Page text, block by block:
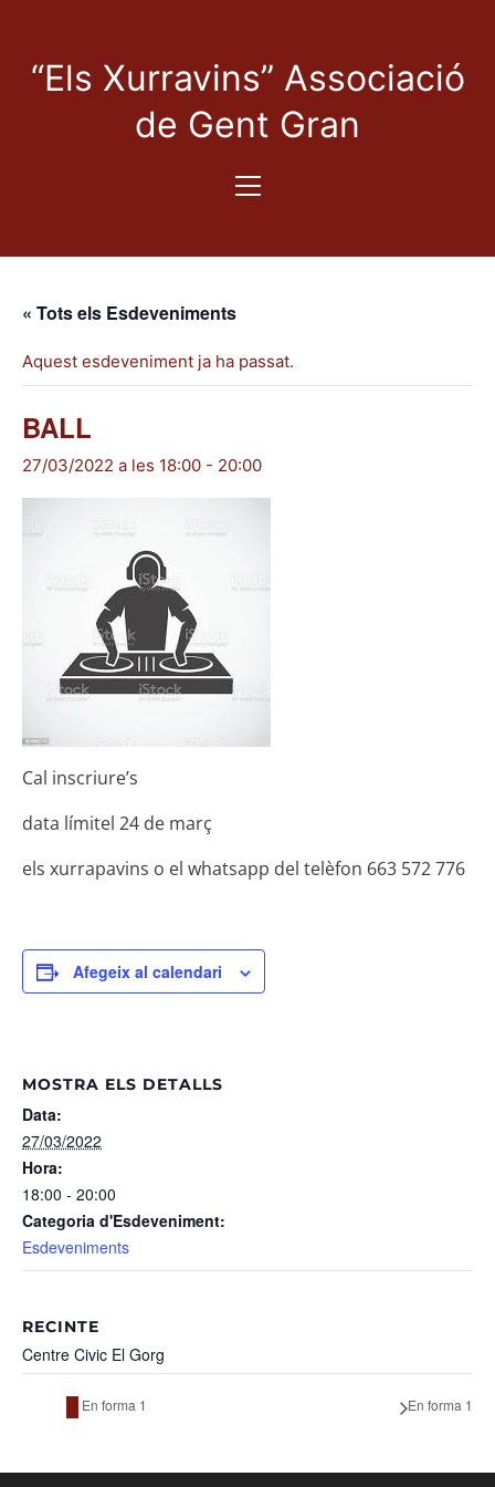
“Els Xurravins” Associació
de Gent Gran
« Tots els Esdeveniments
Aquest esdeveniment ja ha passat.
BALL
27/03/2022 a les 18:00 - 20:00
Cal inscriure’s
data límitel 24 de març
els xurrapavins o el whatsapp del telèfon 663 572 776
Afegeix al calendari
MOSTRA ELS DETALLS
Data:
27/03/2022
Hora:
18:00 - 20:00
Categoria d'Esdeveniment:
Esdeveniments
RECINTE
Centre Civic El Gorg
En forma 1 En forma 1